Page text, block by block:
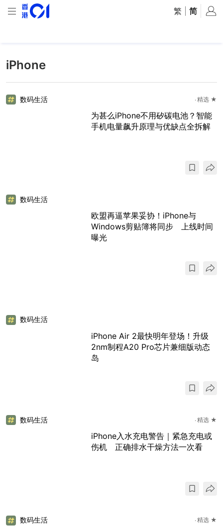
繁 简
iPhone
数码生活 精选 ★
为甚么iPhone不用矽碳电池？智能
手机电量飙升原理与优缺点全拆解
数码生活
欧盟再逼苹果妥协！iPhone与
Windows剪贴簿将同步 上线时间
曝光
数码生活
iPhone Air 2最快明年登场！升级
2nm制程A20 Pro芯片兼细版动态
岛
数码生活 精选 ★
iPhone入水充电警告｜紧急充电或
伤机 正确排水干燥方法一次看
数码生活 精选 ★